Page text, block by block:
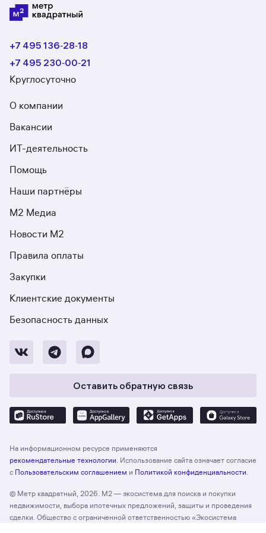
+7 495 136‑28‑18
+7 495 230‑00‑21
Круглосуточно
О компании
Вакансии
ИТ-деятельность
Помощь
Наши партнёры
М2 Медиа
Новости М2
Правила оплаты
Закупки
Клиентские документы
Безопасность данных
Оставить обратную связь
На информационном ресурсе применяются
рекомендательные технологии . Использование сайта означает согласие
с Пользовательским соглашением и Политикой конфиденциальности
© Метр квадратный, 2026. М2 — экосистема для поиска и покупки
недвижимости, выбора ипотечных предложений, защиты и проведения
сделки. Общество с ограниченной ответственностью «Экосистема